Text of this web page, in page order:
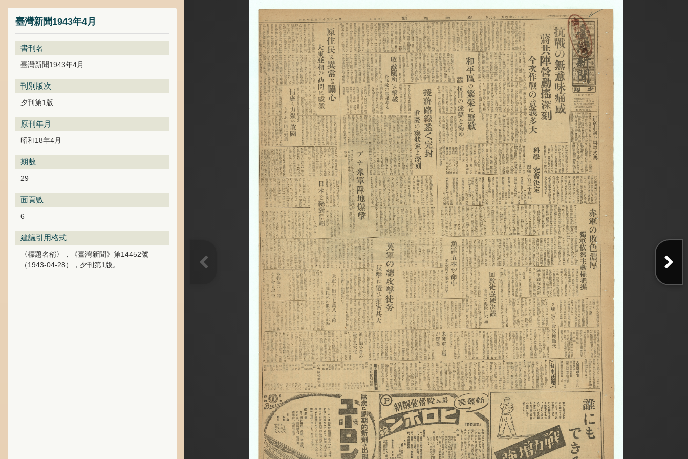
臺灣新聞1943年4月
書刊名
臺灣新聞1943年4月
刊別版次
夕刊第1版
原刊年月
昭和18年4月
期數
29
面頁數
6
建議引用格式
〈標題名稱〉，《臺灣新聞》第14452號
（1943-04-28），夕刊第1版。